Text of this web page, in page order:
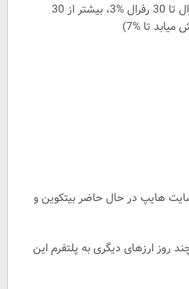
سطح اول از %3 تا %7 (از 1 رفرال تا 30 رفرال %3، بیشتر از 30
تا %7)
هایپ در حال حاضر بیتکوین و
ارزهای دیگری به پلتفرم این